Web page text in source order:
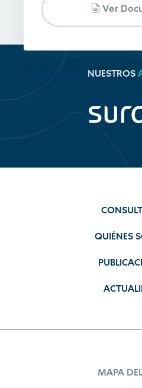
Ver
NUESTROS
QUIÉNES
MAPA